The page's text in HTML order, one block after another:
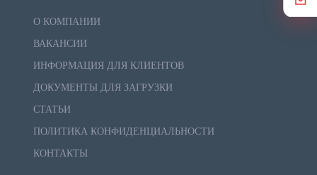
О КОМПАНИИ
ВАКАНСИИ
ИНФОРМАЦИЯ ДЛЯ КЛИЕНТОВ
ДОКУМЕНТЫ ДЛЯ ЗАГРУЗКИ
СТАТЬИ
ПОЛИТИКА КОНФИДЕНЦИАЛЬНОСТИ
КОНТАКТЫ